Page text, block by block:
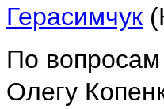
Герасимчук
По
Олегу